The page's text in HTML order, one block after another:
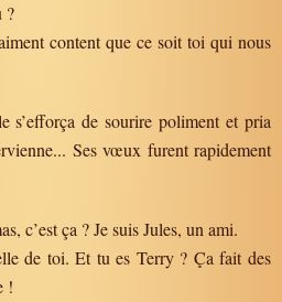
?
content que ce soit toi qui nous
s’efforça de sourire poliment et pria
Ses vœux furent rapidement
c’est ça ? Je suis Jules, un ami.
de toi. Et tu es Terry ? Ça fait des
!